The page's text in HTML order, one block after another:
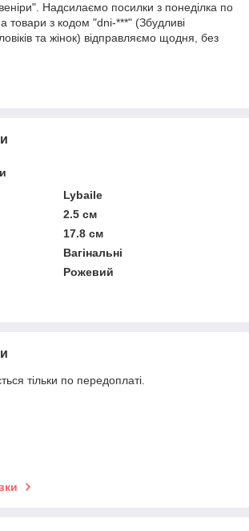
Надсилаємо посилки з понеділка по
товари з кодом "dni-***" (Збудливі
та жінок) відправляємо щодня, без
Lybaile
2.5 см
17.8 см
Вагінальні
Рожевий
тільки по передоплаті.